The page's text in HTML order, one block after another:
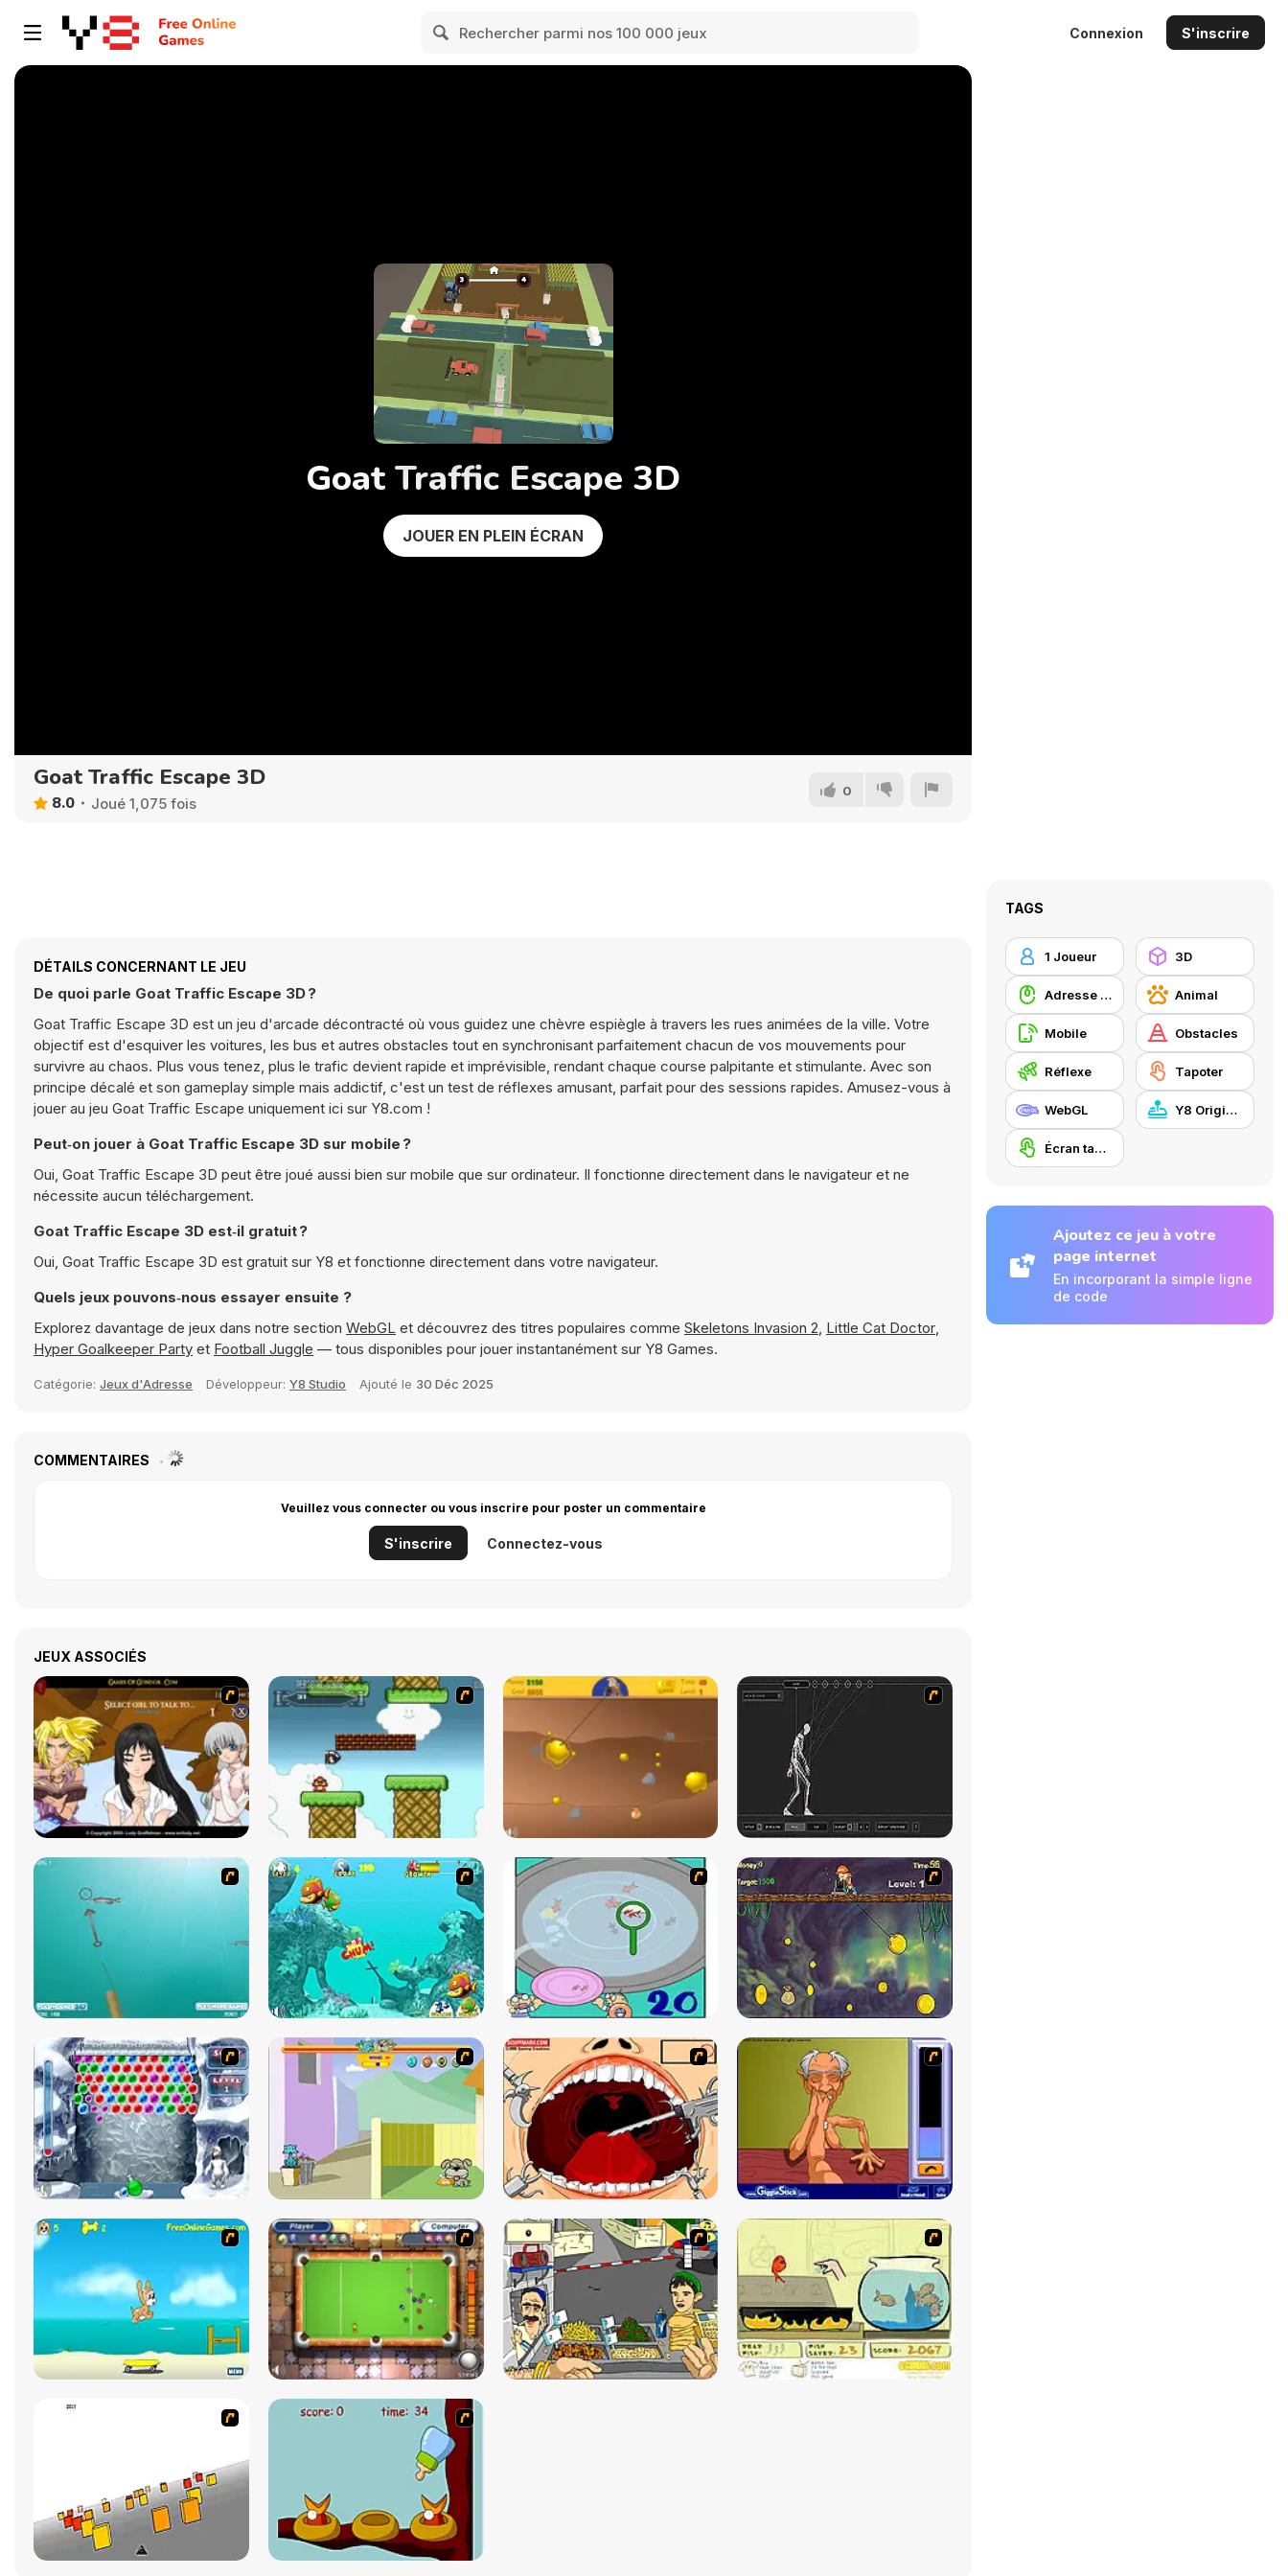
Connexion S'inscrire
Goat Traffic Escape 3D
JOUER EN PLEIN ÉCRAN
Goat Traffic Escape 3D
8.0 Joué 1,075 fois
0
DÉTAILS CONCERNANT LE JEU
De quoi parle Goat Traffic Escape 3D ?
Goat Traffic Escape 3D est un jeu d'arcade décontracté où vous guidez une chèvre espiègle à travers les rues animées de la ville. Votre
objectif est d'esquiver les voitures, les bus et autres obstacles tout en synchronisant parfaitement chacun de vos mouvements pour
survivre au chaos. Plus vous tenez, plus le trafic devient rapide et imprévisible, rendant chaque course palpitante et stimulante. Avec son
principe décalé et son gameplay simple mais addictif, c'est un test de réflexes amusant, parfait pour des sessions rapides. Amusez-vous à
jouer au jeu Goat Traffic Escape uniquement ici sur Y8.com !
Peut‑on jouer à Goat Traffic Escape 3D sur mobile ?
Oui, Goat Traffic Escape 3D peut être joué aussi bien sur mobile que sur ordinateur. Il fonctionne directement dans le navigateur et ne
nécessite aucun téléchargement.
Goat Traffic Escape 3D est‑il gratuit ?
Oui, Goat Traffic Escape 3D est gratuit sur Y8 et fonctionne directement dans votre navigateur.
Quels jeux pouvons‑nous essayer ensuite ?
Explorez davantage de jeux dans notre section WebGL et découvrez des titres populaires comme Skeletons Invasion 2, Little Cat Doctor,
Hyper Goalkeeper Party et Football Juggle — tous disponibles pour jouer instantanément sur Y8 Games.
Catégorie: Jeux d'Adresse Développeur: Y8 Studio Ajouté le 30 Déc 2025
COMMENTAIRES
Veuillez vous connecter ou vous inscrire pour poster un commentaire
S'inscrire Connectez-vous
JEUX ASSOCIÉS
TAGS
1 Joueur 3D
Adresse avec la souris Animal
Mobile Obstacles
Réflexe Tapoter
WebGL Y8 Originals
Écran tactile
Ajoutez ce jeu à votre
page internet
En incorporant la simple ligne
de code